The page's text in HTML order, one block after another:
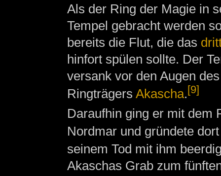
Als der Ring der Magie in
Tempel gebracht werden
bereits die Flut, die das
hinfort spülen sollte. Der
versank vor den Augen des
Ringträgers Akascha. [9]
Daraufhin ging er mit dem
Nordmar und gründete
seinem Tod mit ihm
Akaschas Grab zum